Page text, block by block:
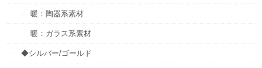
暖：陶器系素材
暖：ガラス系素材
◆シルバー/ゴールド